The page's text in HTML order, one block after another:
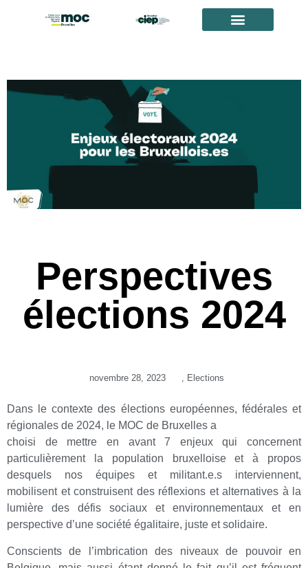
Perspectives
élections 2024
novembre 28, 2023 , Elections
Dans le contexte des élections européennes, fédérales et
régionales de 2024, le MOC de Bruxelles a
choisi de mettre en avant 7 enjeux qui concernent
particulièrement la population bruxelloise et à propos
desquels nos équipes et militant.e.s interviennent,
mobilisent et construisent des réflexions et alternatives à la
lumière des défis sociaux et environnementaux et en
perspective d’une société égalitaire, juste et solidaire.
Conscients de l’imbrication des niveaux de pouvoir en